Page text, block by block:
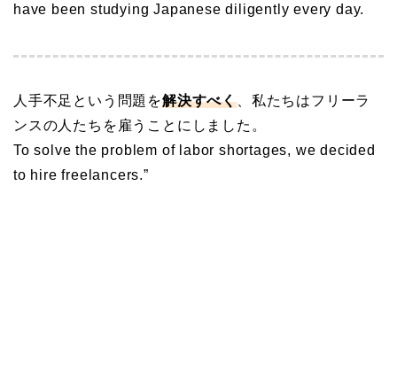
have been studying Japanese diligently every day.
人手不足という問題を解決すべく 、私たちはフリーラ
ンスの人たちを雇うことにしました。
To solve the problem of labor shortages, we decided
to hire freelancers.”